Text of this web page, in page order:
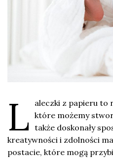
L
aleczki z papieru to
które możemy
także doskonały
kreatywności i zdolności
postacie, które mogą